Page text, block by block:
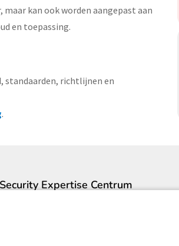
kan ook worden aangepast aan
en toepassing.
standaarden, richtlijnen en
.
Security Expertise Centrum